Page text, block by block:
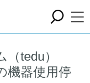
tedu）
機器使用停